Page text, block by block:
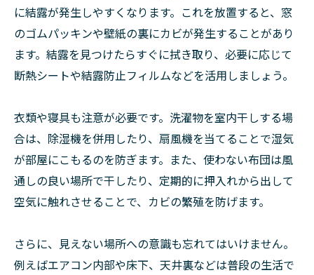
に結露が発生しやすくなります。これを放置すると、窓
のゴムパッキンや壁紙の裏にカビが発生することがあり
ます。結露を見つけたらすぐに拭き取り、必要に応じて
断熱シートや結露防止フィルムなどを活用しましょう。
衣類や寝具も注意が必要です。洗濯物を室内干しする場
合は、除湿機を併用したり、扇風機を当てることで湿気
が部屋にこもるのを防ぎます。また、使わない布団は風
通しの良い場所で干したり、定期的に押入れから出して
空気に触れさせることで、カビの繁殖を防げます。
さらに、見えない場所への意識も忘れてはいけません。
例えばエアコン内部や床下、天井裏などは普段の生活で